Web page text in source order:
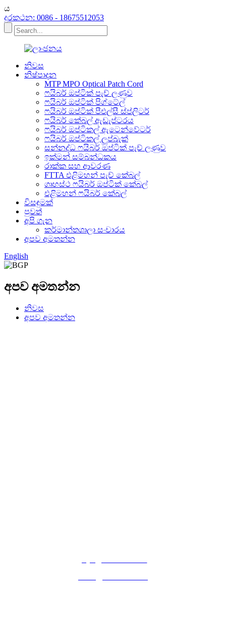
ය
දුරකථන: 0086 - 18675512053
නිවස
නිෂ්පාදන
MTP MPO Optical Patch Cord
ෆයිබර් ඔප්ටික් පැච් ලණුව
ෆයිබර් ඔප්ටික් පිග්ටේල්
ෆයිබර් ඔප්ටික් පීඑල්සී ස්ප්ලිටර්
ෆයිබර් කේබල් ඇඩැප්ටරය
ෆයිබර් ඔප්ටිකල් ඇටෙන්වේටර්
ෆයිබර් ඔප්ටිකල් ලූප්බැක්
සන්නද්ධ ෆයිබර් ඔප්ටික් පැච් ලණුව
ඉක්මන් සම්බන්ධකය
රාක්ක සහ ආවරණ
FTTA එළිමහන් පැච් කේබල්
ගෘහස්ථ ෆයිබර් ඔප්ටික් කේබල්
එළිමහන් ෆයිබර් කේබල්
විසඳුමක්
පුවත්
අපි ගැන
කර්මාන්තශාලා සංචාරය
අපව අමතන්න
English
අපව අමතන්න
නිවස
අපව අමතන්න